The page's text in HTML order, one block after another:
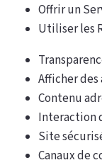
Offrir un
Utiliser les
Afficher des
Contenu
Interaction
Site
Canaux de